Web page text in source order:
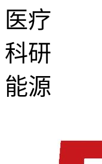
医疗
科研
能源